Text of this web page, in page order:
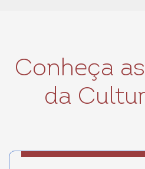
Conheça
da